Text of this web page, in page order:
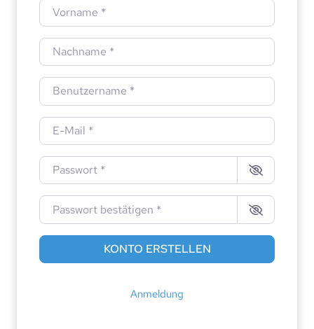
Vorname
Nachname
Benutzername*
E-Mail
Passwort
Passwort bestätigen
KONTO ERSTELLEN
Anmeldung